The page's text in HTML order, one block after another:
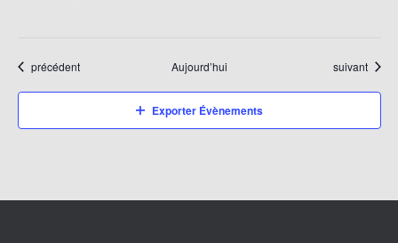
Évènements
précédent Aujourd’hui Évènements
suivant
Exporter Évènements